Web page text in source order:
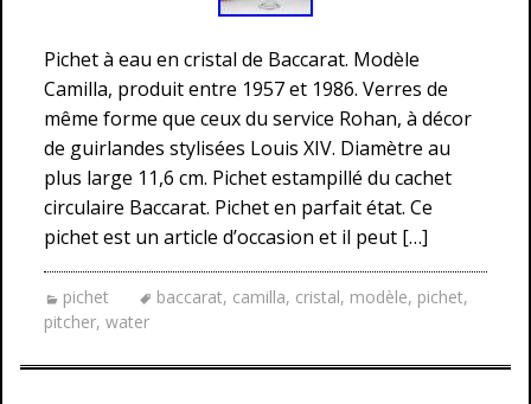
Pichet à eau en cristal de Baccarat. Modèle
Camilla, produit entre 1957 et 1986. Verres de
même forme que ceux du service Rohan, à décor
de guirlandes stylisées Louis XIV. Diamètre au
plus large 11,6 cm. Pichet estampillé du cachet
circulaire Baccarat. Pichet en parfait état. Ce
pichet est un article d’occasion et il peut […]
pichet baccarat, camilla, cristal, modèle, pichet,
pitcher, water